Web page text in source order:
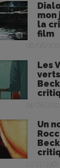
mon
la
film
Les
24/08/2022
Un